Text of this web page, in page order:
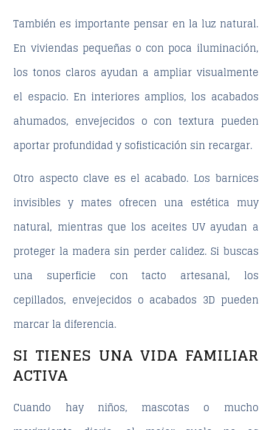
También es importante pensar en la luz natural.
En viviendas pequeñas o con poca iluminación,
los tonos claros ayudan a ampliar visualmente
el espacio. En interiores amplios, los acabados
ahumados, envejecidos o con textura pueden
aportar profundidad y sofisticación sin recargar.
Otro aspecto clave es el acabado. Los barnices
invisibles y mates ofrecen una estética muy
natural, mientras que los aceites UV ayudan a
proteger la madera sin perder calidez. Si buscas
una superficie con tacto artesanal, los
cepillados, envejecidos o acabados 3D pueden
marcar la diferencia.
SI TIENES UNA VIDA FAMILIAR
ACTIVA
Cuando hay niños, mascotas o mucho